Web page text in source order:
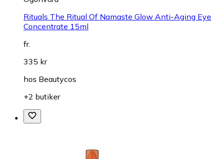
Rituals The Ritual Of Namaste Glow Anti-Aging Eye
Concentrate 15ml
fr.
335 kr
hos Beautycos
+2 butiker